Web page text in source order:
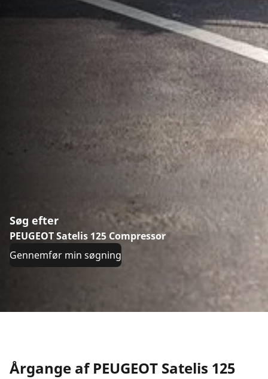
Søg efter
PEUGEOT Satelis 125 Compressor
Gennemfør min søgning
Årgange af PEUGEOT Satelis 125